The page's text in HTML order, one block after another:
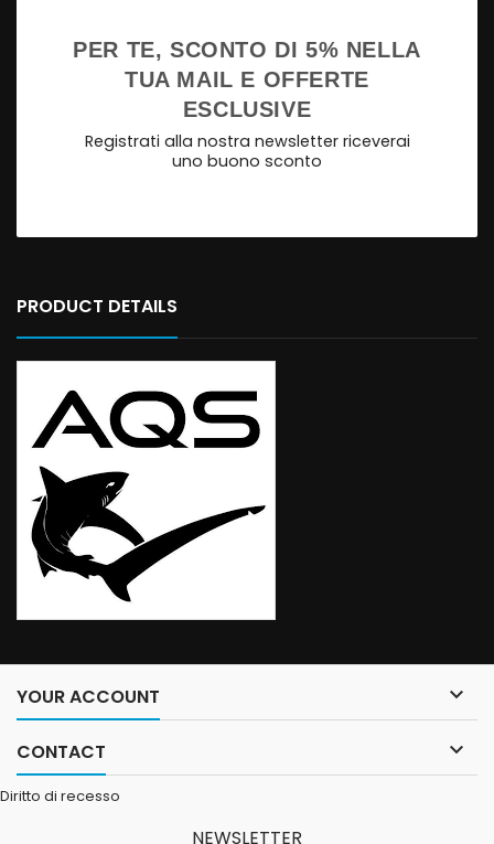
PER TE, SCONTO DI 5% NELLA
TUA MAIL E OFFERTE
ESCLUSIVE
Registrati alla nostra newsletter riceverai
uno buono sconto
PRODUCT DETAILS
YOUR ACCOUNT 
CONTACT 
Diritto di recesso
NEWSLETTER